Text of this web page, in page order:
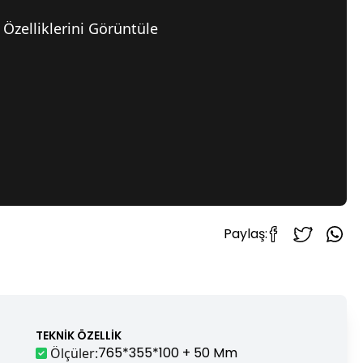
Görüntüle
Paylaş:
TEKNIK ÖZELLIK
Ölçüler:765*355*100 + 50 Mm